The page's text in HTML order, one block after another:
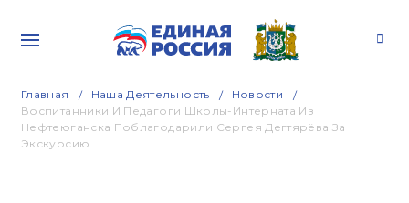
Главная Наша Деятельность
Новости
Воспитанники И Педагоги Школы-Интерната Из
Нефтеюганска Поблагодарили Сергея Дегтярёва За
Экскурсию